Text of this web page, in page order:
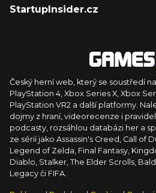
StartupInsider.cz
Český herní web, který se soustředí
PlayStation 4, Xbox Series X, Xbox
PlayStation VR2 a další platformy.
dojmy z hraní, videorecenze i
podcasty, rozsáhlou databázi her a
ze sérií jako Assassin's Creed, Call of
Legend of Zelda, Final Fantasy,
Diablo, Stalker, The Elder Scrolls,
Legacy či FIFA.